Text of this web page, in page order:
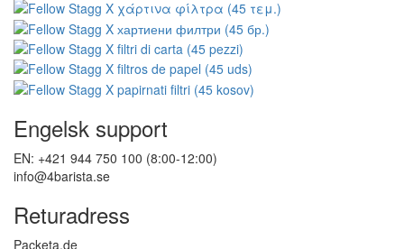
Engelsk support
EN: +421 944 750 100 (8:00-12:00)
info@4barista.se
Returadress
Packeta.de